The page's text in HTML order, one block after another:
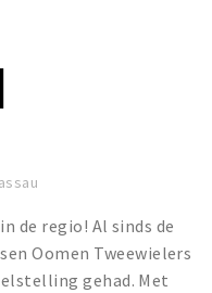
de regio! Al sinds de
Oomen Tweewielers
gehad. Met